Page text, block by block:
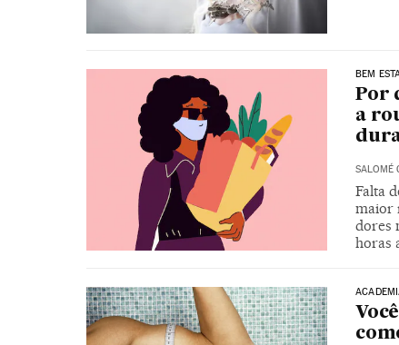
BEM
Por
a
SALOMÉ
Falta
maior
dores
horas